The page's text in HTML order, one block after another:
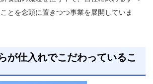
とを念頭に置きつつ事業を展開していま
が仕入れでこだわっているこ